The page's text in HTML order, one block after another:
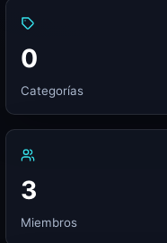
0
Categorías
3
Miembros